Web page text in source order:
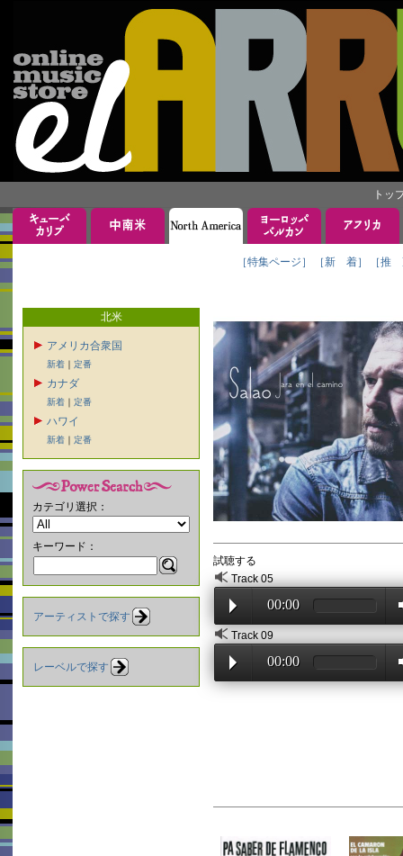
トッ
［特集ページ］ ［新 着］ ［推
北米
アメリカ合衆国
新着 ｜ 定番
カナダ
新着 ｜ 定番
ハワイ
新着 ｜ 定番
カテゴリ選択：
キーワード：
アーティストで探す
レーベルで探す
試聴する
Track 05
00:00
Track 09
00:00